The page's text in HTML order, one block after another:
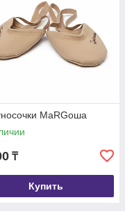
МаRGоша
₸
Купить